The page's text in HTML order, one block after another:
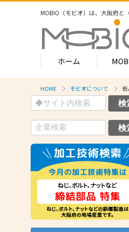
MOBIO（モビオ）は、大阪府と
ホーム
- ワン
- 常設
-
- 取引
- 産学
- 産学
- 知的
HOME モビオについて 街